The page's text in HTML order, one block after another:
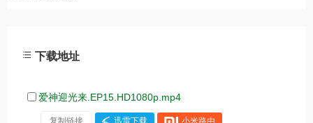
下载地址
爱神迎光来.EP15.HD1080p.mp4
复制链接 迅雷下载 小米路由